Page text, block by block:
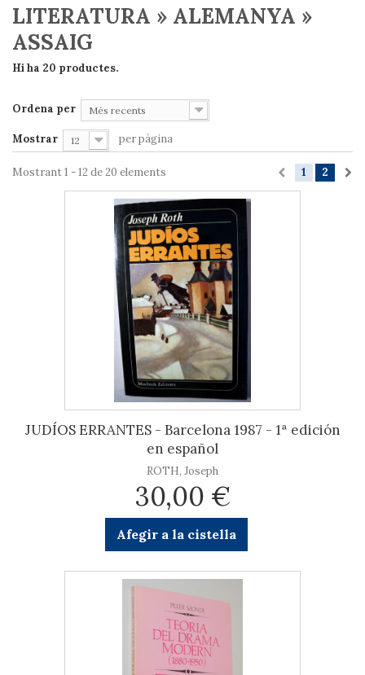
LITERATURA » ALEMANYA »
ASSAIG
Hi ha 20 productes.
Ordena per Més recents
Mostrar 12 per pàgina
1 2
Mostrant 1 - 12 de 20 elements
JUDÍOS ERRANTES - Barcelona 1987 - 1ª edición
en español
ROTH, Joseph
30,00 €
Afegir a la cistella